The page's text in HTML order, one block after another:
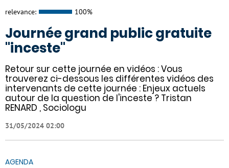
relevance: 100%
Journée grand public gratuite
"inceste"
Retour sur cette journée en vidéos : Vous
trouverez ci-dessous les différentes vidéos des
intervenants de cette journée : Enjeux actuels
autour de la question de l'inceste ? Tristan
RENARD , Sociologu
31/05/2024 02:00
AGENDA